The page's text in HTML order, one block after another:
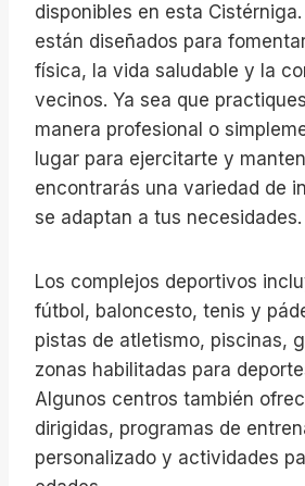
disponibles en esta
están diseñados para
física, la vida saludable y la
vecinos. Ya sea que
manera profesional o
lugar para ejercitarte y
encontrarás una variedad de
se adaptan a tus necesidades.
Los complejos deportivos
fútbol, baloncesto, tenis y
pistas de atletismo, piscinas,
zonas habilitadas para
Algunos centros también
dirigidas, programas de
personalizado y actividades